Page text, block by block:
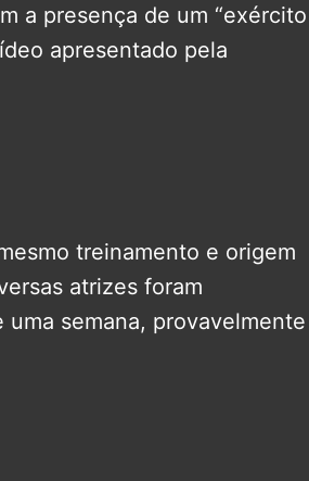
a presença de um “exército
apresentado pela
treinamento e origem
atrizes foram
semana, provavelmente